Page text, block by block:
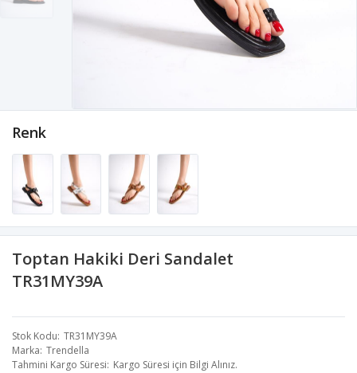
Toptan Hakiki Deri Sandalet
TR31MY39A
Stok Kodu TR31MY39A
Marka Trendella
Tahmini Kargo Süresi Kargo Süresi için Bilgi Alınız.
Renk